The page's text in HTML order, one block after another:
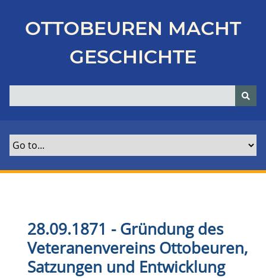
p
OTTOBEUREN MACHT
GESCHICHTE
28.09.1871 - Gründung des
Veteranenvereins Ottobeuren,
Satzungen und Entwicklung